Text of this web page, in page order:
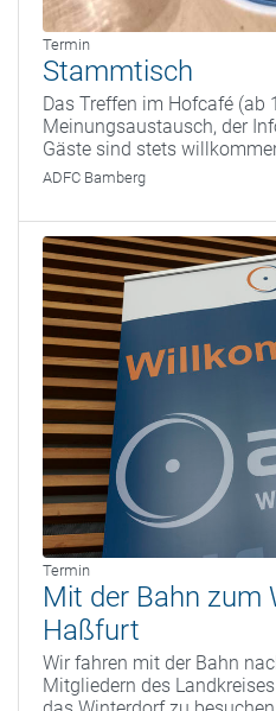
Termin
Stammtisch
Das Treffen im Hofcafé (ab
Meinungsaustausch, der
Gäste sind stets
ADFC Bamberg
Termin
Mit der Bahn zum
Haßfurt
Wir fahren mit der Bahn
Mitgliedern des